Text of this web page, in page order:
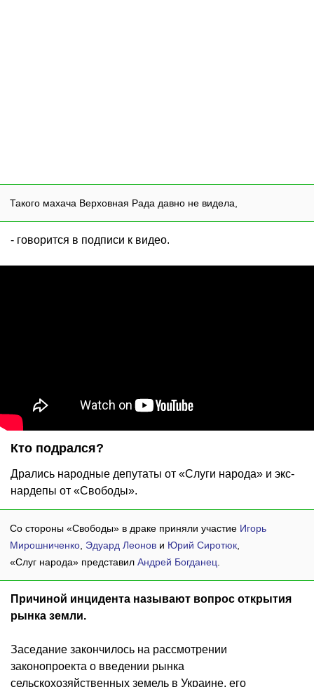
Такого махача Верховная Рада давно не видела,
- говорится в подписи к видео.
Кто подрался?
Дрались народные депутаты от «Слуги народа» и экс-
нардепы от «Свободы».
Со стороны «Свободы» в драке приняли участие Игорь
Мирошниченко, Эдуард Леонов и Юрий Сиротюк,
«Слуг народа» представил Андрей Богданец.
Причиной инцидента называют вопрос открытия
рынка земли.
Заседание закончилось на рассмотрении
законопроекта о введении рынка
сельскохозяйственных земель в Украине, его